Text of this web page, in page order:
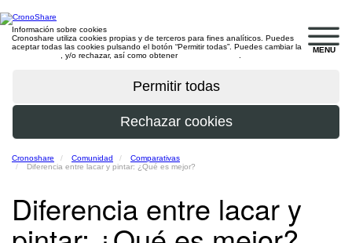
MENU
Información sobre cookies
Cronoshare utiliza cookies propias y de terceros para fines analíticos. Puedes
aceptar todas las cookies pulsando el botón “Permitir todas”. Puedes cambiar la
, y/o rechazar, así como obtener
Cronoshare Comunidad
Comparativas
Diferencia entre lacar y pintar: ¿Qué es mejor?
Diferencia entre lacar y